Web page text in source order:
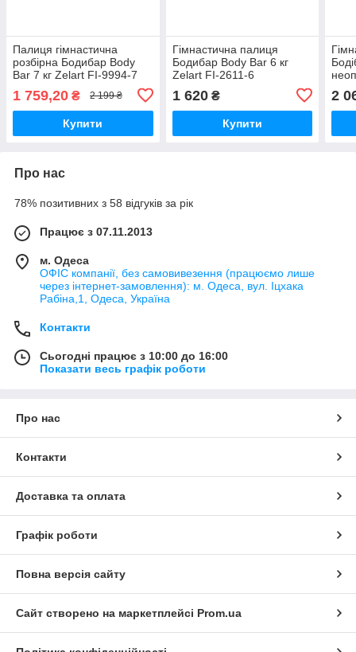
Палиця гімнастична
розбірна Бодибар Body
Bar 7 кг Zelart FI-9994-7
1 759,20 ₴ 2 199 ₴
Купити
Гімнастична палиця
Бодибар Body Bar 6 кг
Zelart FI-2611-6
1 620₴
Купити
2
Про нас
78% позитивних з 58 відгуків за рік
Працює з 07.11.2013
м. Одеса
ОФІС компанії, без самовивезення (працюємо лише
через інтернет-замовлення): м. Одеса, вул. Іцхака
Рабіна,1, Одеса, Україна
Контакти
Сьогодні працює з 10:00 до 16:00
Показати весь графік роботи
Про нас
Контакти
Доставка та оплата
Графік роботи
Повна версія сайту
Сайт створено на маркетплейсі Prom.ua